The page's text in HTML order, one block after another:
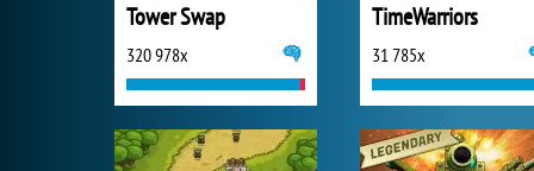
Tower Swap
320 978x
TimeWarriors
31 785x